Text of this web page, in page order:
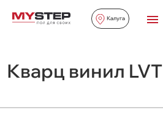
Калуга
Кварц винил LVT